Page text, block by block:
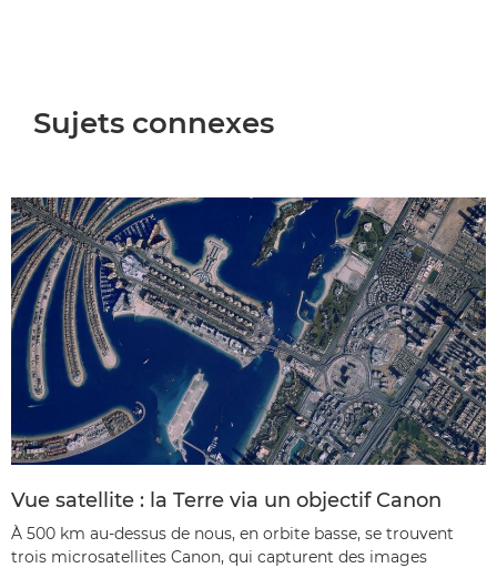
Sujets connexes
Vue satellite : la Terre via un objectif Canon
À 500 km au-dessus de nous, en orbite basse, se trouvent
trois microsatellites Canon, qui capturent des images